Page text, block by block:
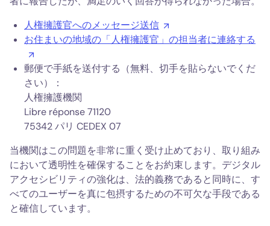
人権擁護官へのメッセージ送信
お住まいの地域の「人権擁護官」の担当者に連絡する
郵便で手紙を送付する（無料、切手を貼らないでくだ
さい）：
人権擁護機関
Libre réponse 71120
75342 パリ CEDEX 07
当機関はこの問題を非常に重く受け止めており、取り組み
において透明性を確保することをお約束します。デジタル
アクセシビリティの強化は、法的義務であると同時に、す
べてのユーザーを真に包摂するための不可欠な手段である
と確信しています。